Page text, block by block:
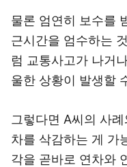
물론 엄연히 보수를
근시간을 엄수하는
럼 교통사고가 나거
울한 상황이 발생할
그렇다면 A씨의 사
차를 삭감하는 게 가
각을 곧바로 연차와